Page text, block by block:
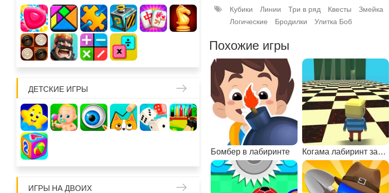
ДЕТСКИЕ ИГРЫ
ИГРЫ НА ДВОИХ
Кубики Линии Три в ряд Квесты Змейка
Логические
Бродилки Улитка Боб
Похожие игры
Бомбер в лабиринте Когама лабиринт замка